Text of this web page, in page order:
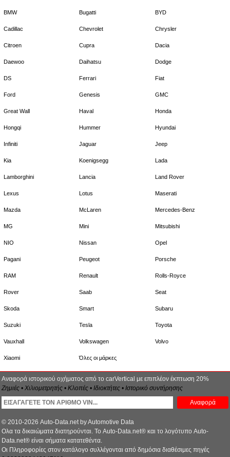
BMW Bugatti BYD
Cadillac Chevrolet Chrysler
Citroen Cupra Dacia
Daewoo Daihatsu Dodge
DS Ferrari Fiat
Ford Genesis GMC
Great Wall Haval Honda
Hongqi Hummer Hyundai
Infiniti Jaguar Jeep
Kia Koenigsegg Lada
Lamborghini Lancia Land Rover
Lexus Lotus Maserati
Mazda McLaren Mercedes-Benz
MG Mini Mitsubishi
NIO Nissan Opel
Pagani Peugeot Porsche
RAM Renault Rolls-Royce
Rover Saab Seat
Skoda Smart Subaru
Suzuki Tesla Toyota
Vauxhall Volkswagen Volvo
Xiaomi Όλες οι μάρκες
Αναφορά ιστορικού οχήματος από το carVertical με επιπλέον έκπτωση 20%
Ζημιές • Χιλιομετρητής • Κλοπές • Ιδιοκτήτες • Ιστορικό συντήρησης
Αναφορά
© 2010-2026 Auto-Data.net by Automotive Data
Ολα τα δικαιώματα διατηρούνται. Το Auto-Data.net® και το λογότυπο Auto-
Data.net® είναι σήματα κατατεθέντα.
Οι Πληροφορίες στον κατάλογο συλλέγονται από δημόσια διαθέσιμες πηγές